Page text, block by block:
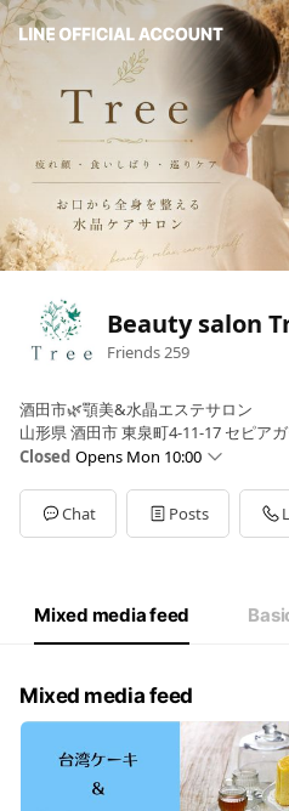
Beauty salon
Friends259
酒田市🌿顎美&水晶エステサロン
山形県 酒田市 東泉町4-11-17 セピア
Closed Opens Mon 10:00
SunClosed
Mon10:00 - 18:00
Tue
10:00 - 18:00
Sat10:00 - 18:00
日曜/祝日はご相談下さい！
Chat Posts
Mixed media feed
Mixed media feed